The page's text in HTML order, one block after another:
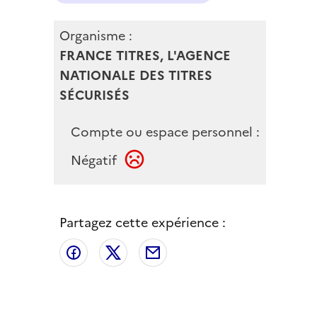
Organisme :
FRANCE TITRES, L'AGENCE
NATIONALE DES TITRES
SÉCURISÉS
Compte ou espace personnel :
Négatif
Partagez cette expérience :
Partager sur Facebook
Partager sur X